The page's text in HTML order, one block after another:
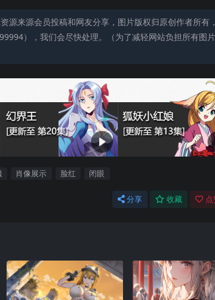
源来源会员投稿和网友分享，图片版权归原创作者所有
），我们会尽快处理。（为了减轻网站负担所有图
肖像展示 脸红 闭眼
分享 收藏